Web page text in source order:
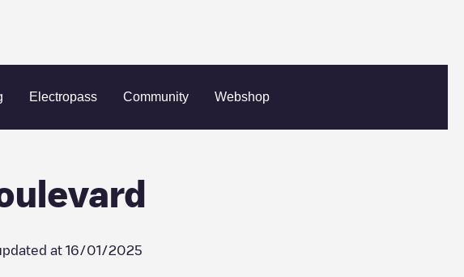
Electropass Community Webshop
Houston 1500 Post Oak Boulevard
at 16/01/2025